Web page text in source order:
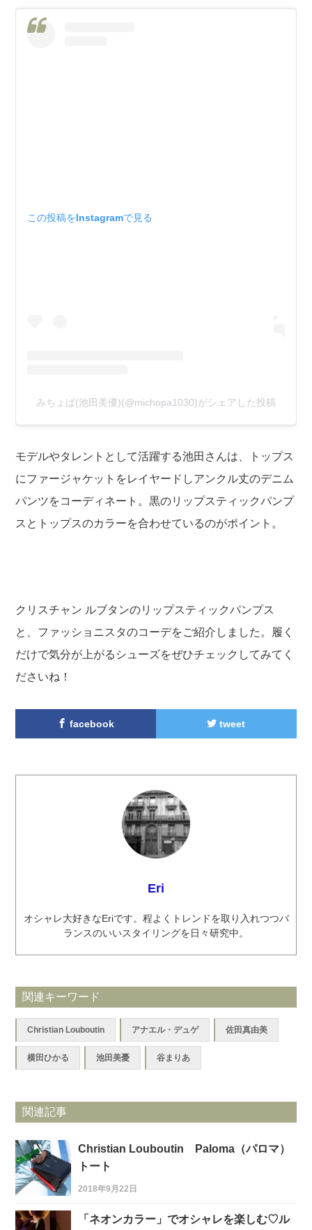
この投稿をInstagramで見る
みちょぱ(池田美優)(@michopa1030)がシェアした投稿
モデルやタレントとして活躍する池田さんは、トップス
にファージャケットをレイヤードしアンクル丈のデニム
パンツをコーディネート。黒のリップスティックパンプ
スとトップスのカラーを合わせているのがポイント。
クリスチャン ルブタンのリップスティックパンプス
と、ファッショニスタのコーデをご紹介しました。履く
だけで気分が上がるシューズをぜひチェックしてみてく
ださいね！
facebook tweet
Eri
オシャレ大好きなEriです。程よくトレンドを取り入れつつバ
ランスのいいスタイリングを日々研究中。
関連キーワード
Christian Louboutin アナエル・デュゲ 佐田真由美
横田ひかる 池田美憂 谷まりあ
関連記事
Christian Louboutin Paloma（パロマ）
トート
2018年9月22日
「ネオンカラー」でオシャレを楽しむ♡ル